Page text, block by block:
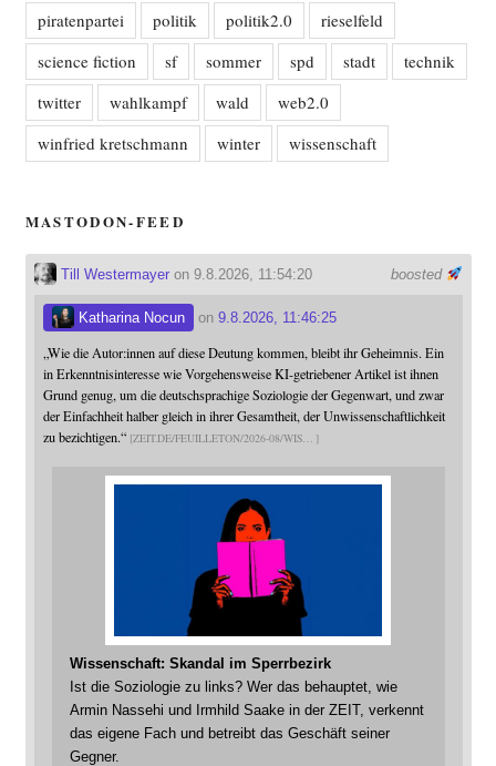
piratenpartei politik politik2.0
rieselfeld
science fiction
sf sommer spd stadt
technik
twitter
wahlkampf wald
web2.0
winfried kretschmann
winter wissenschaft
MASTODON-FEED
boosted
Till Westermayeron 9.8.2026, 11:54:20
Katharina Nocun on 9.8.2026, 11:46:25
„Wie die Autor:innen auf diese Deutung kommen, bleibt ihr Geheimnis. Ein
in Erkenntnisinteresse wie Vorgehensweise KI-getriebener Artikel ist ihnen
Grund genug, um die deutschsprachige Soziologie der Gegenwart, und zwar
der Einfachheit halber gleich in ihrer Gesamtheit, der Unwissenschaftlichkeit
zu bezichtigen.“ ZEIT.DE/FEUILLETON/2026-08/WIS
Wissenschaft: Skandal im Sperrbezirk
Ist die Soziologie zu links? Wer das behauptet, wie
Armin Nassehi und Irmhild Saake in der ZEIT, verkennt
das eigene Fach und betreibt das Geschäft seiner
Gegner.